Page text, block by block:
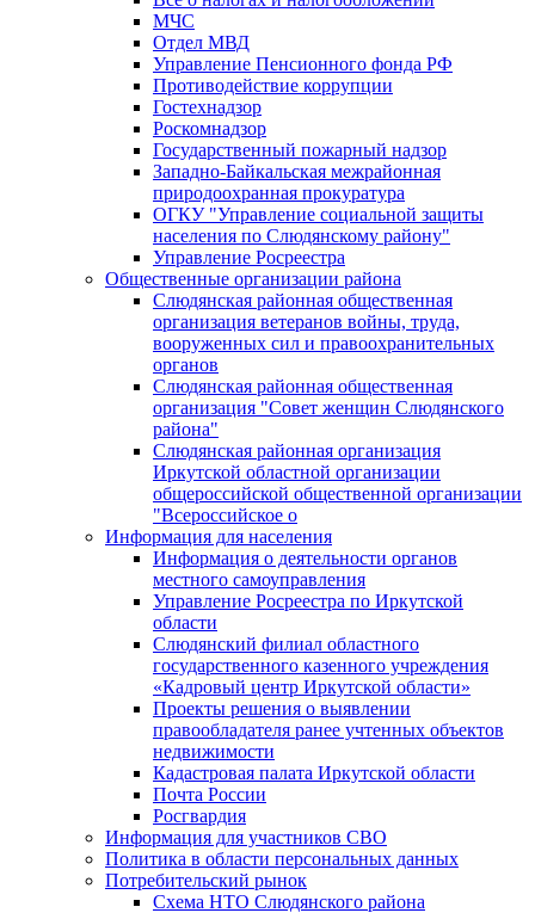
МЧС
Отдел МВД
Управление Пенсионного фонда РФ
Противодействие коррупции
Гостехнадзор
Роскомнадзор
Государственный пожарный надзор
Западно-Байкальская межрайонная
природоохранная прокуратура
ОГКУ "Управление социальной защиты
населения по Слюдянскому району"
Управление Росреестра
Общественные организации района
Слюдянская районная общественная
организация ветеранов войны, труда,
вооруженных сил и правоохранительных
органов
Слюдянская районная общественная
организация "Совет женщин Слюдянского
района"
Слюдянская районная организация
Иркутской областной организации
общероссийской общественной организации
"Всероссийское о
Информация для населения
Информация о деятельности органов
местного самоуправления
Управление Росреестра по Иркутской
области
Слюдянский филиал областного
государственного казенного учреждения
«Кадровый центр Иркутской области»
Проекты решения о выявлении
правообладателя ранее учтенных объектов
недвижимости
Кадастровая палата Иркутской области
Почта России
Росгвардия
Информация для участников СВО
Политика в области персональных данных
Потребительский рынок
Схема НТО Слюдянского района